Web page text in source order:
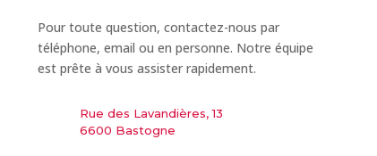
Pour toute question, contactez-nous par
téléphone, email ou en personne. Notre équipe
est prête à vous assister rapidement.
Rue des Lavandières, 13
6600 Bastogne